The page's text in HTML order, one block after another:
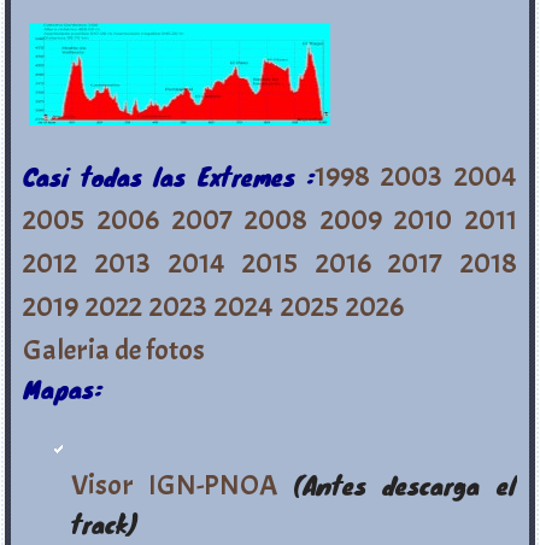
Casi todas las Extremes :1998 2003 2004
2005 2006 2007 2008 2009 2010 2011
2012 2013 2014 2015 2016 2017 2018
2019 2022 2023 2024 2025 2026
Galeria de fotos
Mapas:
Visor IGN-PNOA(Antes descarga el
track)